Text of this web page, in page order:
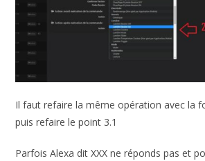
Il faut refaire la même opération avec la
puis refaire le point 3.1
Parfois Alexa dit XXX ne réponds pas et